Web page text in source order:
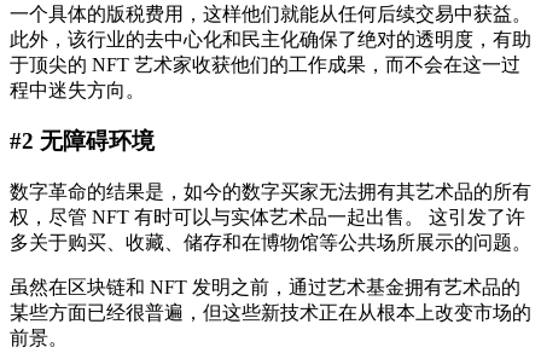
一个具体的版税费用，这样他们就能从任何后续交易中获益。
此外，该行业的去中心化和民主化确保了绝对的透明度，有助
于顶尖的 NFT 艺术家收获他们的工作成果，而不会在这一过
程中迷失方向。
#2 无障碍环境
数字革命的结果是，如今的数字买家无法拥有其艺术品的所有
权，尽管 NFT 有时可以与实体艺术品一起出售。 这引发了许
多关于购买、收藏、储存和在博物馆等公共场所展示的问题。
虽然在区块链和 NFT 发明之前，通过艺术基金拥有艺术品的
某些方面已经很普遍，但这些新技术正在从根本上改变市场的
前景。